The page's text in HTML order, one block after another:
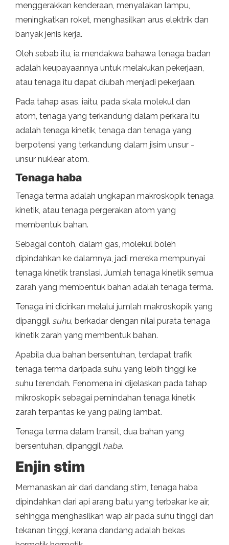
menggerakkan kenderaan, menyalakan lampu,
meningkatkan roket, menghasilkan arus elektrik dan
banyak jenis kerja.
Oleh sebab itu, ia mendakwa bahawa tenaga badan
adalah keupayaannya untuk melakukan pekerjaan,
atau tenaga itu dapat diubah menjadi pekerjaan.
Pada tahap asas, iaitu, pada skala molekul dan
atom, tenaga yang terkandung dalam perkara itu
adalah tenaga kinetik, tenaga dan tenaga yang
berpotensi yang terkandung dalam jisim unsur -
unsur nuklear atom.
Tenaga haba
Tenaga terma adalah ungkapan makroskopik tenaga
kinetik, atau tenaga pergerakan atom yang
membentuk bahan.
Sebagai contoh, dalam gas, molekul boleh
dipindahkan ke dalamnya, jadi mereka mempunyai
tenaga kinetik translasi. Jumlah tenaga kinetik semua
zarah yang membentuk bahan adalah tenaga terma.
Tenaga ini dicirikan melalui jumlah makroskopik yang
dipanggil suhu, berkadar dengan nilai purata tenaga
kinetik zarah yang membentuk bahan.
Apabila dua bahan bersentuhan, terdapat trafik
tenaga terma daripada suhu yang lebih tinggi ke
suhu terendah. Fenomena ini dijelaskan pada tahap
mikroskopik sebagai pemindahan tenaga kinetik
zarah terpantas ke yang paling lambat.
Tenaga terma dalam transit, dua bahan yang
bersentuhan, dipanggil haba.
Enjin stim
Memanaskan air dari dandang stim, tenaga haba
dipindahkan dari api arang batu yang terbakar ke air,
sehingga menghasilkan wap air pada suhu tinggi dan
tekanan tinggi, kerana dandang adalah bekas